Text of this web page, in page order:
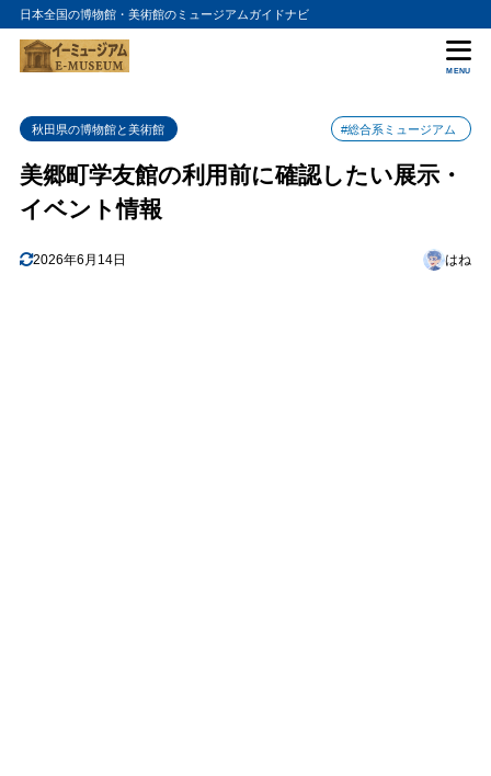
日本全国の博物館・美術館のミュージアムガイドナビ
MENU
秋田県の博物館と美術館 #総合系ミュージアム
美郷町学友館の利用前に確認したい展示・
イベント情報
2026年6月14日 はね
目次
1 美郷町学友館の特徴
2.1 町の文化情報を確認する入口になる
2.2 美郷町内の観光と組み合わせて検討できる
3 美郷町学友館の入場料金